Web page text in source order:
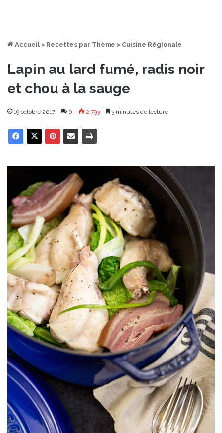
Accueil > Recettes par Thème > Cuisine Régionale
Lapin au lard fumé, radis noir
et chou à la sauge
19 octobre 2017 0 2 793 3 minutes de lecture